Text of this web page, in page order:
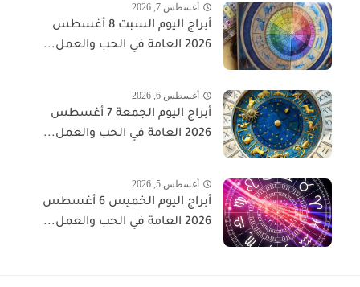
أغسطس 7, 2026
أبراج اليوم السبت 8 أغسطس
2026 العامة في الحب والعمل...
أغسطس 6, 2026
أبراج اليوم الجمعة 7 أغسطس
2026 العامة في الحب والعمل...
أغسطس 5, 2026
أبراج اليوم الخميس 6 أغسطس
2026 العامة في الحب والعمل...